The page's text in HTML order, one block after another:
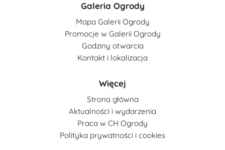
Galeria Ogrody
Mapa Galerii Ogrody
Promocje w Galerii Ogrody
Godziny otwarcia
Kontakt i lokalizacja
Więcej
Strona główna
Aktualności i wydarzenia
Praca w CH Ogrody
Polityka prywatności i cookies